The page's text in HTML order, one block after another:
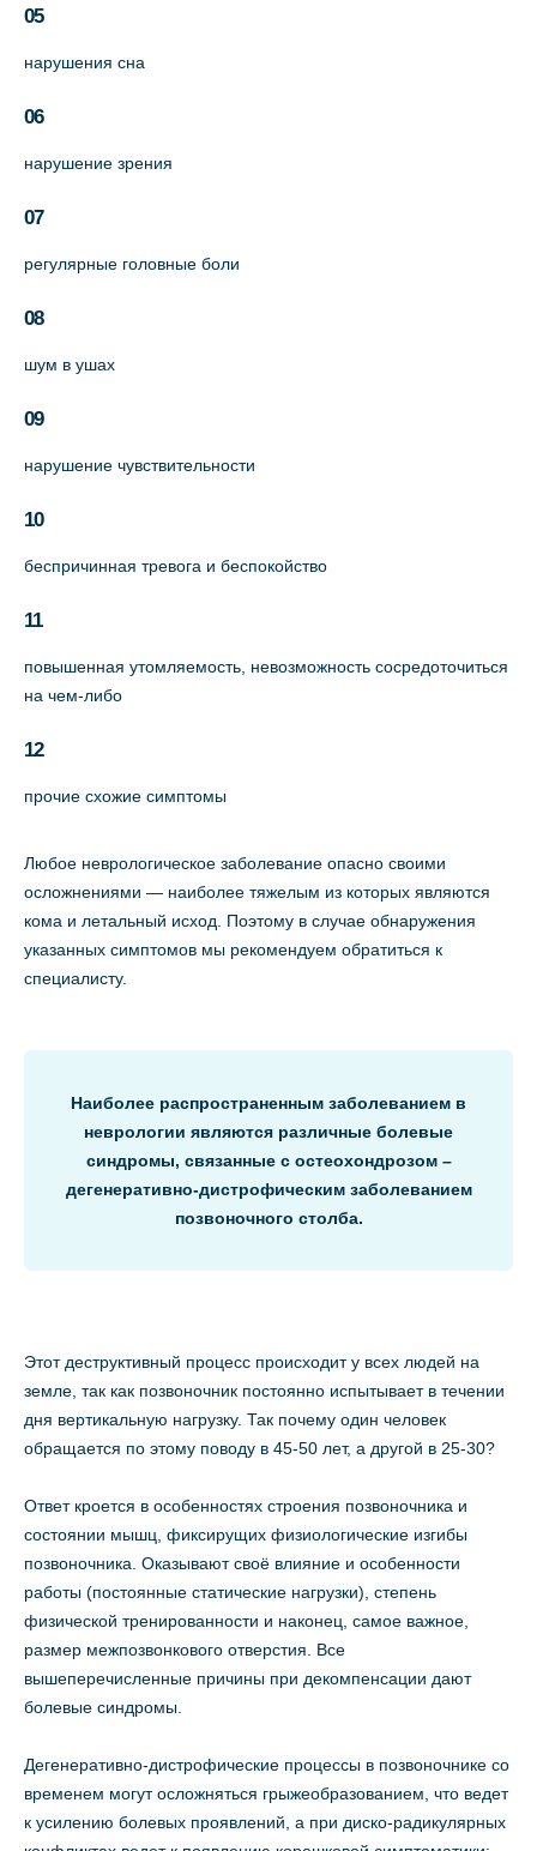
05
нарушения сна
06
нарушение зрения
07
регулярные головные боли
08
шум в ушах
09
нарушение чувствительности
10
беспричинная тревога и беспокойство
11
повышенная утомляемость, невозможность сосредоточиться
на чем-либо
12
прочие схожие симптомы
Любое неврологическое заболевание опасно своими
осложнениями — наиболее тяжелым из которых являются
кома и летальный исход. Поэтому в случае обнаружения
указанных симптомов мы рекомендуем обратиться к
специалисту.
Наиболее распространенным заболеванием в
неврологии являются различные болевые
синдромы, связанные с остеохондрозом –
дегенеративно-дистрофическим заболеванием
позвоночного столба.
Этот деструктивный процесс происходит у всех людей на
земле, так как позвоночник постоянно испытывает в течении
дня вертикальную нагрузку. Так почему один человек
обращается по этому поводу в 45-50 лет, а другой в 25-30?
Ответ кроется в особенностях строения позвоночника и
состоянии мышц, фиксирущих физиологические изгибы
позвоночника. Оказывают своё влияние и особенности
работы (постоянные статические нагрузки), степень
физической тренированности и наконец, самое важное,
размер межпозвонкового отверстия. Все
вышеперечисленные причины при декомпенсации дают
болевые синдромы.
Дегенеративно-дистрофические процессы в позвоночнике со
временем могут осложняться грыжеобразованием, что ведет
к усилению болевых проявлений, а при диско-радикулярных